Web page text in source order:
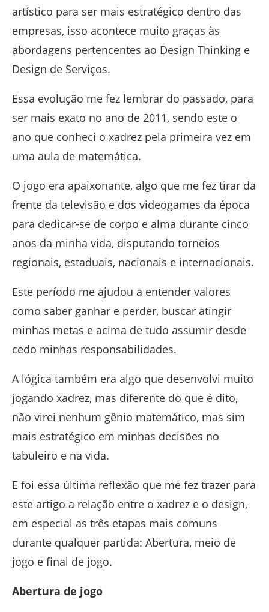
artístico para ser mais estratégico dentro das
empresas, isso acontece muito graças às
abordagens pertencentes ao Design Thinking e
Design de Serviços.
Essa evolução me fez lembrar do passado, para
ser mais exato no ano de 2011, sendo este o
ano que conheci o xadrez pela primeira vez em
uma aula de matemática.
O jogo era apaixonante, algo que me fez tirar da
frente da televisão e dos videogames da época
para dedicar-se de corpo e alma durante cinco
anos da minha vida, disputando torneios
regionais, estaduais, nacionais e internacionais.
Este período me ajudou a entender valores
como saber ganhar e perder, buscar atingir
minhas metas e acima de tudo assumir desde
cedo minhas responsabilidades.
A lógica também era algo que desenvolvi muito
jogando xadrez, mas diferente do que é dito,
não virei nenhum gênio matemático, mas sim
mais estratégico em minhas decisões no
tabuleiro e na vida.
E foi essa última reflexão que me fez trazer para
este artigo a relação entre o xadrez e o design,
em especial as três etapas mais comuns
durante qualquer partida: Abertura, meio de
jogo e final de jogo.
Abertura de jogo